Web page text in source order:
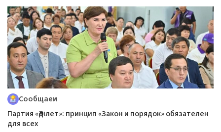
Сообщаем
Партия «Әділет»: принцип «Закон и порядок» обязателен
для всех